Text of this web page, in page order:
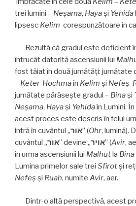
trei lumini – Neşama, Hayași Yehida
lipsesc Kelim corespunzătoare în
Rezultă că gradul este deficient
întrucât datorită ascensiunii lui
fost tăiat în două jumătăţi: jumătate
– Keter-Hochmaîn Kelim şi Nefeş-
jumătate părăseşte gradul – Binaşi
Neşama, Hayaşi Yehidaîn Lumini.
acest proces este descris în felul
intră în cuvântul „אור” (Ohr, lumină).
cuvântul „אור” devine „אויר” (Avir,
în urma ascensiunii lui Malhutla Bina
Lumina primelor sale trei Sfirotşi
Nefeş și Ruah, numite Avir, aer.
Dintr-o altă perspectivă, acest